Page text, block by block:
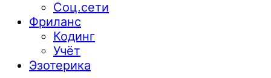
Соц.сети
Фриланс
Кодинг
Учёт
Эзотерика